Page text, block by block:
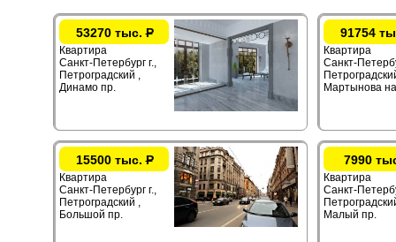
53270 тыс.Р
Квартира
Санкт-Петербург г.,
Петроградский ,
Динамо пр.
91754
Квартира
Санкт-
Мартынова
15500 тыс.Р
Квартира
Санкт-Петербург г.,
Петроградский ,
Большой пр.
7990
Квартира
Санкт-
Малый пр.